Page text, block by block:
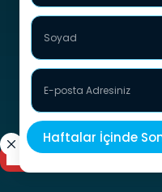
Görünürlüğünüzü bir üst